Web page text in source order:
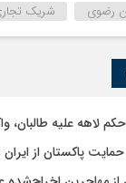
رضوی شریک
لاهه علیه
پاکستان از